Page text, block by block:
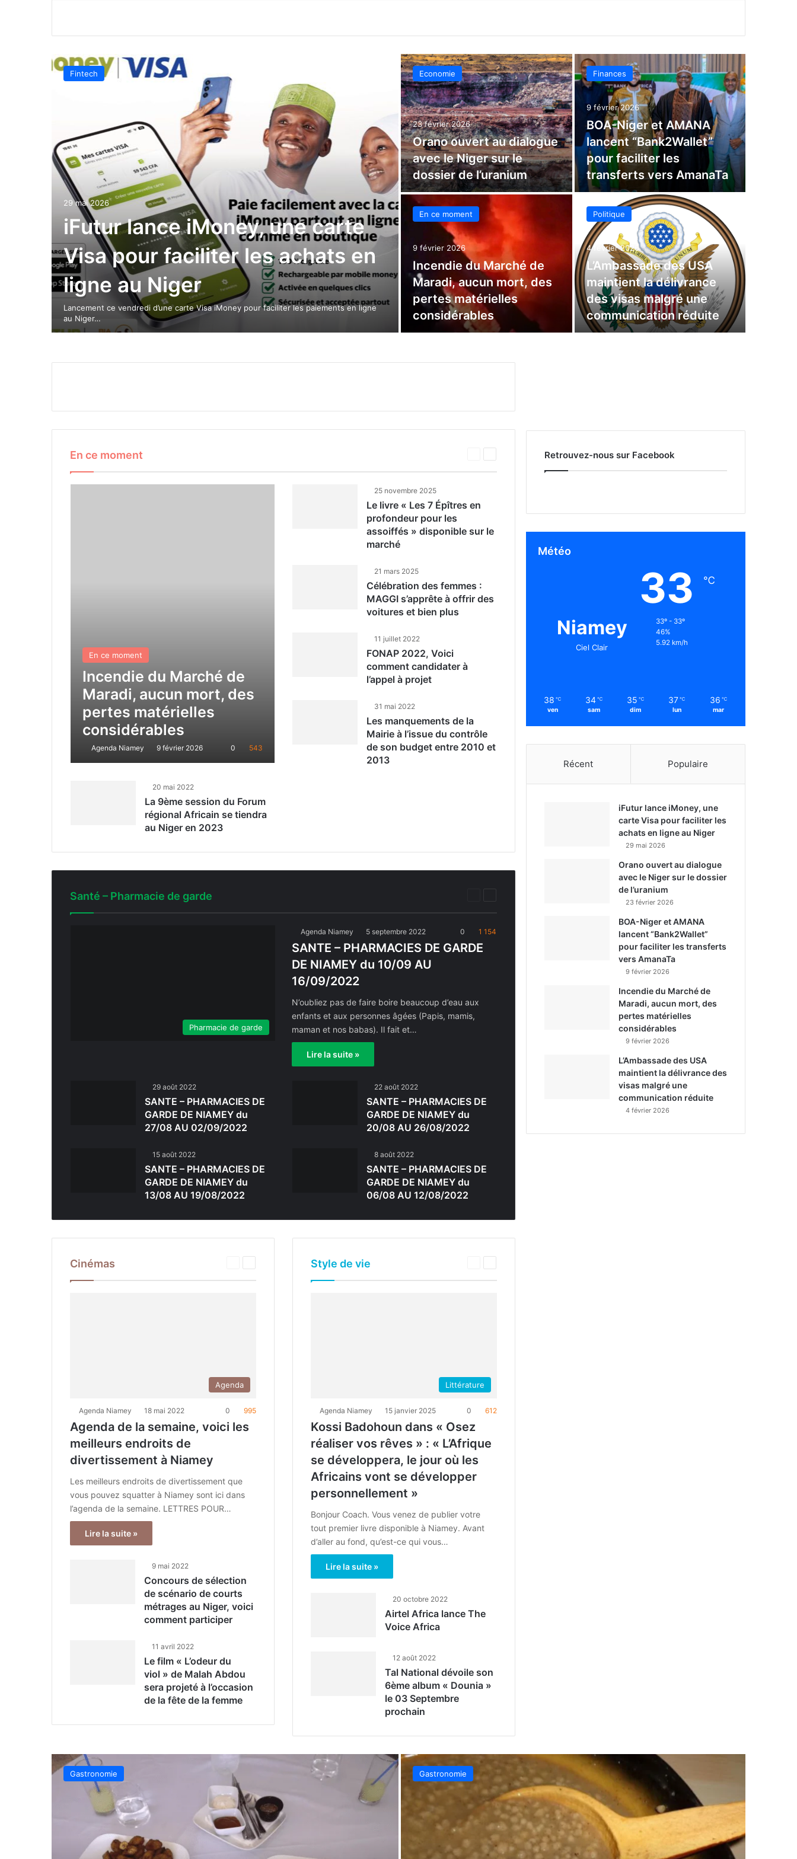
Fintech
29 mai 2026
iFutur lance iMoney, une carte
Visa pour faciliter les achats en
ligne au Niger
Lancement ce vendredi d’une carte Visa iMoney pour faciliter les paiements en ligne
au Niger…
Economie
23 février 2026
Orano ouvert au dialogue
avec le Niger sur le
dossier de l’uranium
Finances
9 février 2026
BOA-Niger et AMANA
lancent “Bank2Wallet”
pour faciliter les
transferts vers AmanaTa
En ce moment
9 février 2026
Incendie du Marché de
Maradi, aucun mort, des
pertes matérielles
considérables
Politique
4 février 2026
L’Ambassade des USA
maintient la délivrance
des visas malgré une
communication réduite
En ce moment
En ce moment
Incendie du Marché de
Maradi, aucun mort, des
pertes matérielles
considérables
Agenda Niamey 9 février 2026 0 543
25 novembre 2025
Le livre « Les 7 Épîtres en
profondeur pour les
assoiffés » disponible sur le
marché
21 mars 2025
Célébration des femmes :
MAGGI s’apprête à offrir des
voitures et bien plus
11 juillet 2022
FONAP 2022, Voici
comment candidater à
l’appel à projet
31 mai 2022
Les manquements de la
Mairie à l’issue du contrôle
de son budget entre 2010 et
2013
20 mai 2022
La 9ème session du Forum
régional Africain se tiendra
au Niger en 2023
Santé – Pharmacie de garde
Pharmacie de garde
Agenda Niamey 5 septembre 2022 0 1 154
SANTE – PHARMACIES DE GARDE
DE NIAMEY du 10/09 AU
16/09/2022
N’oubliez pas de faire boire beaucoup d’eau aux
enfants et aux personnes âgées (Papis, mamis,
maman et nos babas). Il fait et…
Lire la suite »
29 août 2022
SANTE – PHARMACIES DE
GARDE DE NIAMEY du
27/08 AU 02/09/2022
22 août 2022
SANTE – PHARMACIES DE
GARDE DE NIAMEY du
20/08 AU 26/08/2022
15 août 2022
SANTE – PHARMACIES DE
GARDE DE NIAMEY du
13/08 AU 19/08/2022
8 août 2022
SANTE – PHARMACIES DE
GARDE DE NIAMEY du
06/08 AU 12/08/2022
Cinémas
Agenda
Agenda Niamey 18 mai 2022 0 995
Agenda de la semaine, voici les
meilleurs endroits de
divertissement à Niamey
Les meilleurs endroits de divertissement que
vous pouvez squatter à Niamey sont ici dans
l’agenda de la semaine. LETTRES POUR…
Lire la suite »
9 mai 2022
Concours de sélection
de scénario de courts
métrages au Niger, voici
comment participer
11 avril 2022
Le film « L’odeur du
viol » de Malah Abdou
sera projeté à l’occasion
de la fête de la femme
Style de vie
Littérature
Agenda Niamey 15 janvier 2025 0 612
Kossi Badohoun dans « Osez
réaliser vos rêves » : « L’Afrique
se développera, le jour où les
Africains vont se développer
personnellement »
Bonjour Coach. Vous venez de publier votre
tout premier livre disponible à Niamey. Avant
d’aller au fond, qu’est-ce qui vous…
Lire la suite »
20 octobre 2022
Airtel Africa lance The
Voice Africa
12 août 2022
Tal National dévoile son
6ème album « Dounia »
le 03 Septembre
prochain
Retrouvez-nous sur Facebook
Météo
Niamey
Ciel Clair
33 ℃
33º - 33º
46%
5.92 km/h
38 ℃
ven
34 ℃
sam
35 ℃
dim
37 ℃
lun
36 ℃
mar
Récent Populaire
iFutur lance iMoney, une
carte Visa pour faciliter les
achats en ligne au Niger
29 mai 2026
Orano ouvert au dialogue
avec le Niger sur le dossier
de l’uranium
23 février 2026
BOA-Niger et AMANA
lancent “Bank2Wallet”
pour faciliter les transferts
vers AmanaTa
9 février 2026
Incendie du Marché de
Maradi, aucun mort, des
pertes matérielles
considérables
9 février 2026
L’Ambassade des USA
maintient la délivrance des
visas malgré une
communication réduite
4 février 2026
Gastronomie Gastronomie